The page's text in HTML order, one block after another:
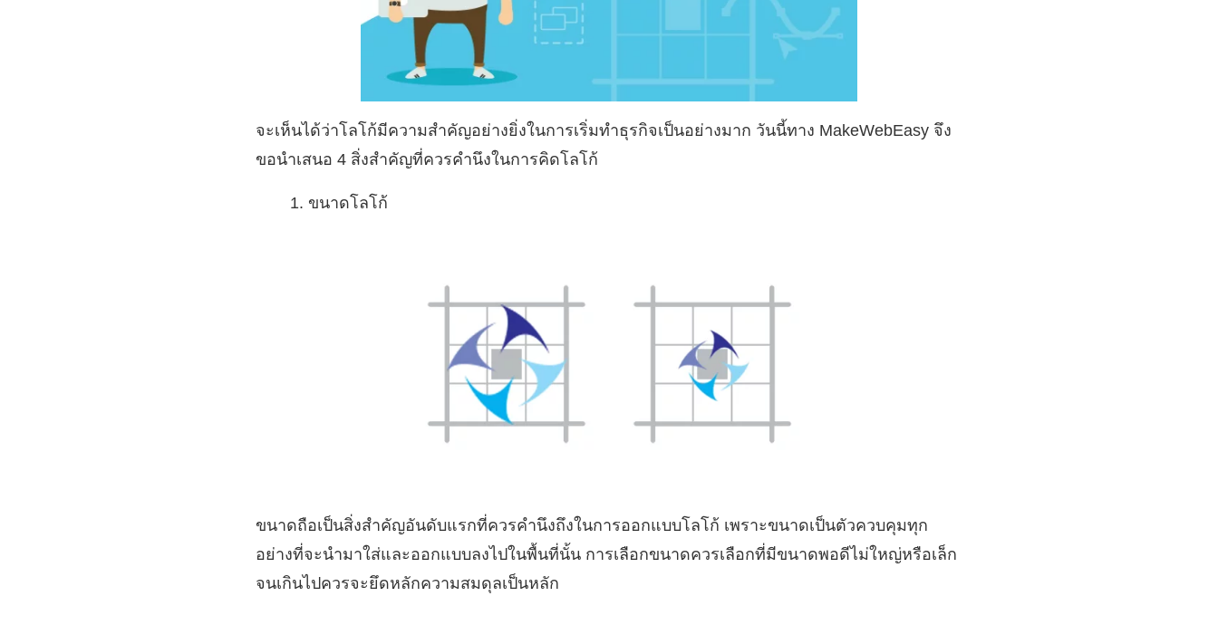
จะเห็นได้ว่าโลโก้มีความสำคัญอย่างยิ่งในการเริ่มทำธุรกิจเป็นอย่างมาก วันนี้ทาง MakeWebEasy จึง
ขอนำเสนอ 4 สิ่งสำคัญที่ควรคำนึงในการคิดโลโก้
ขนาดโลโก้
ขนาดถือเป็นสิ่งสำคัญอันดับแรกที่ควรคำนึงถึงในการออกแบบโลโก้ เพราะขนาดเป็นตัวควบคุมทุก
อย่างที่จะนำมาใส่และออกแบบลงไปในพื้นที่นั้น การเลือกขนาดควรเลือกที่มีขนาดพอดีไม่ใหญ่หรือเล็ก
จนเกินไปควรจะยึดหลักความสมดุลเป็นหลัก